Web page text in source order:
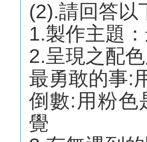
(2).請回答以
1.製作主題
2.呈現之配色
最勇敢的事:
倒數:用粉色
覺